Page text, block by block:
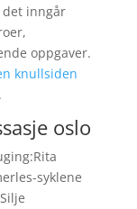
inngår
oppgaver.
knullsiden
oslo
syklene